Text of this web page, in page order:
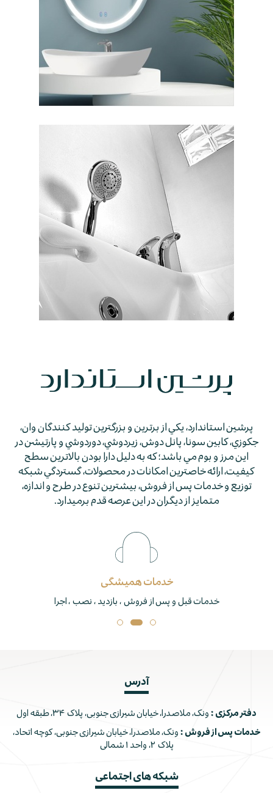
پرشين استاندارد، يكي از برترين و بزرگترين توليد كنندگان وان،
جكوزي، كابين سونا، پانل دوش، زيردوشي، دوردوشي و پارتيشن در
اين مرز و بوم مي باشد؛ كه به دليل دارا بودن بالاترين سطح
كيفيت، ارائه خاصترين امكانات در محصولات، گستردگي شبكه
توزيع و خدمات پس از فروش، بيشترين تنوع در طرح و اندازه،
متمايز از ديگران در اين عرصه قدم برمي­دارد.
خدمات همیشگی
خدمات قبل و پس از فروش ، بازدید ، نصب ، اجرا
آدرس
دفتر مرکزی : ونک، ملاصدرا، خیابان شیرازی جنوبی، پلاک ۳۴، طبقه اول
خدمات پس از فروش : ونک، ملاصدرا، خیابان شیرازی جنوبی، کوچه اتحاد،
پلاک ۲، واحد ۱ شمالی
شبکه های اجتماعی